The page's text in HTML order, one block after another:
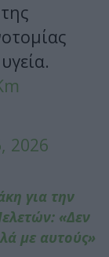
2026
για την
«Δεν
με αυτούς»